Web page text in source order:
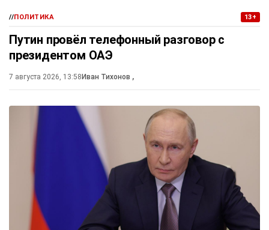
//ПОЛИТИКА 13+
Путин провёл телефонный разговор с
президентом ОАЭ
7 августа 2026, 13:58Иван Тихонов ,